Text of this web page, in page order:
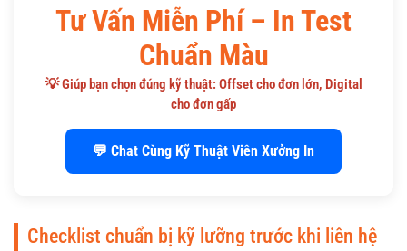
Tư Vấn Miễn Phí – In Test
Chuẩn Màu
💡 Giúp bạn chọn đúng kỹ thuật: Offset cho đơn lớn, Digital
cho đơn gấp
💬 Chat Cùng Kỹ Thuật Viên Xưởng In
Checklist chuẩn bị kỹ lưỡng trước khi liên hệ